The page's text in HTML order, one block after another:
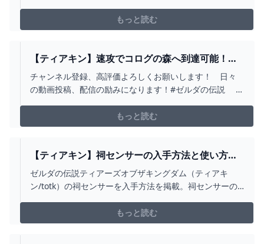
への陸路や洞窟にいるよ■技の発見者様、コメントいただ
ければ概要欄にリンク等記載させて頂きます#縛りの試練
もっと読む
【ティアキン】速攻でコログの森へ到達可能！！
迷いの森を突破してコログの森へ行くためのルー
トを詳細解説【ゼルダの伝説】【攻略】 -
チャンネル登録、高評価よろしくお願いします！ 日々
の動画投稿、配信の励みになります！#ゼルダの伝説 #
MTGアリーナ配信は毎週月曜日と金曜日の20時からで
す。第一、第二月曜日は特殊ルール、その他はBO1スタ
ネル...
もっと読む
【ティアキン】祠センサーの入手方法と使い方
【ゼルダの伝説ティアーズオブザキングダム】 -
神ゲー攻略
ゼルダの伝説ティアーズオブザキングダム（ティアキ
ン/totk）の祠センサーを入手方法を掲載。祠センサーの
ついても紹介しています。もっと読む